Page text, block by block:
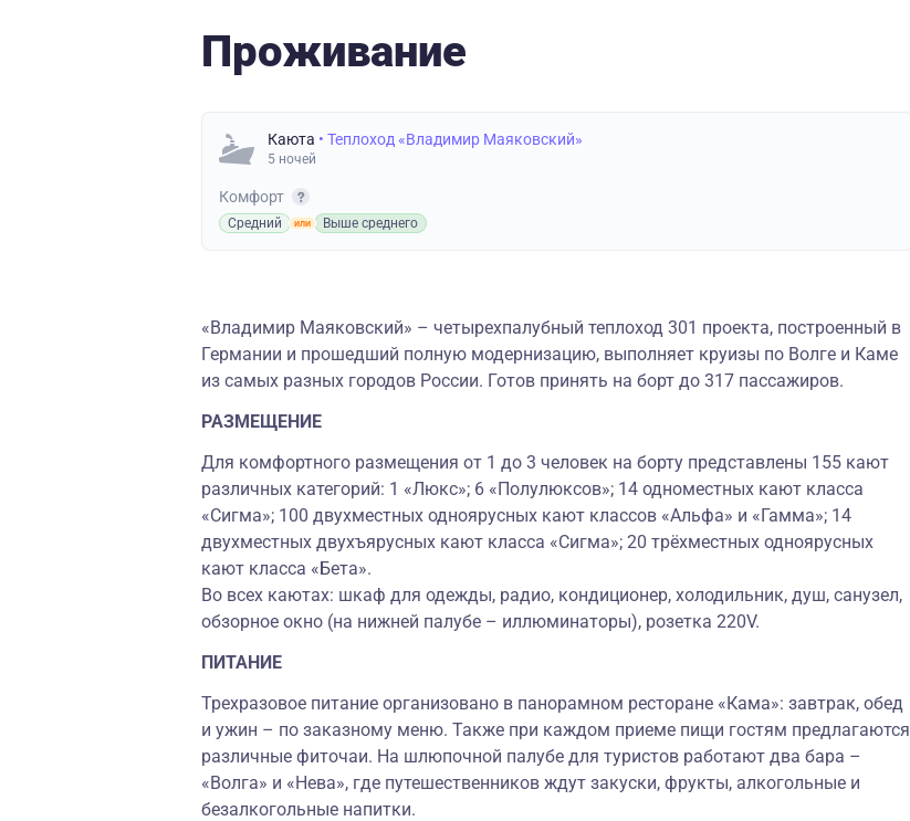
Проживание
Каюта • Теплоход «Владимир Маяковский»
5 ночей
Комфорт
Средний Выше среднего
«Владимир Маяковский» – четырехпалубный теплоход 301 проекта, построенный в
Германии и прошедший полную модернизацию, выполняет круизы по Волге и Каме
из самых разных городов России. Готов принять на борт до 317 пассажиров.
РАЗМЕЩЕНИЕ
Для комфортного размещения от 1 до 3 человек на борту представлены 155 кают
различных категорий: 1 «Люкс»; 6 «Полулюксов»; 14 одноместных кают класса
«Сигма»; 100 двухместных одноярусных кают классов «Альфа» и «Гамма»; 14
двухместных двухъярусных кают класса «Сигма»; 20 трёхместных одноярусных
кают класса «Бета».
Во всех каютах: шкаф для одежды, радио, кондиционер, холодильник, душ, санузел,
обзорное окно (на нижней палубе – иллюминаторы), розетка 220V.
ПИТАНИЕ
Трехразовое питание организовано в панорамном ресторане «Кама»: завтрак, обед
и ужин – по заказному меню. Также при каждом приеме пищи гостям предлагаются
различные фиточаи. На шлюпочной палубе для туристов работают два бара –
«Волга» и «Нева», где путешественников ждут закуски, фрукты, алкогольные и
безалкогольные напитки.